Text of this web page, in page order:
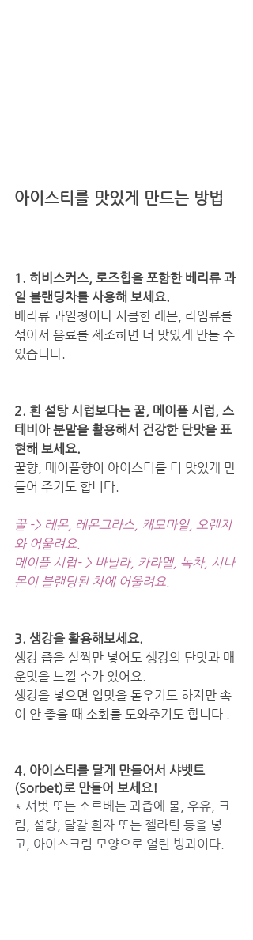
아이스티를 맛있게 만드는 방법
1. 히비스커스, 로즈힙을 포함한 베리류 과
일 블랜딩차를 사용해 보세요.
베리류 과일청이나 시큼한 레몬, 라임류를
섞어서 음료를 제조하면 더 맛있게 만들 수
있습니다.
2. 흰 설탕 시럽보다는 꿀, 메이플 시럽, 스
테비아 분말을 활용해서 건강한 단맛을 표
현해 보세요.
꿀향, 메이플향이 아이스티를 더 맛있게 만
들어 주기도 합니다.
꿀 -> 레몬, 레몬그라스, 캐모마일, 오렌지
와 어울려요.
메이플 시럽- > 바닐라, 카라멜, 녹차, 시나
몬이 블랜딩된 차에 어울려요.
3. 생강을 활용해보세요.
생강 즙을 살짝만 넣어도 생강의 단맛과 매
운맛을 느낄 수가 있어요.
생강을 넣으면 입맛을 돋우기도 하지만 속
이 안 좋을 때 소화를 도와주기도 합니다 .
4. 아이스티를 달게 만들어서 샤벳트
(Sorbet)로 만들어 보세요!
* 셔벗 또는 소르베는 과즙에 물, 우유, 크
림, 설탕, 달걀 흰자 또는 젤라틴 등을 넣
고, 아이스크림 모양으로 얼린 빙과이다.